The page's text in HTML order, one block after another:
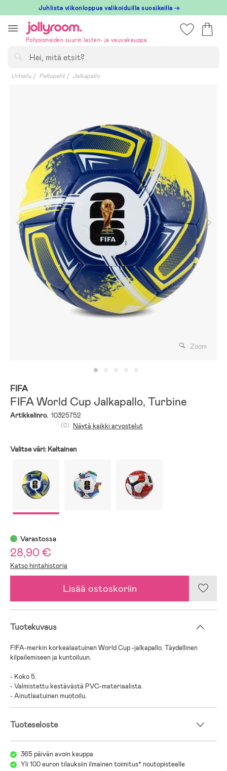
till
innehållet
Juhlista viikonloppua valikoiduilla suosikeilla →
Pohjoismaiden suurin lasten- ja vauvakauppa
Urheilu Pallopelit Jalkapallo
Zoom
FIFA
FIFA World Cup Jalkapallo, Turbine
Artikkelinro. 10325752
(0) Näytä kaikki arvostelut
Valitse väri: Keltainen
Varastossa
28,90 €
Katso hintahistoria
Lisää ostoskoriin
Tuotekuvaus
FIFA-merkin korkealaatuinen World Cup -jalkapallo. Täydellinen
kilpailemiseen ja kuntoiluun.
- Koko 5.
- Valmistettu kestävästä PVC-materiaalista.
- Ainutlaatuinen muotoilu.
Tuoteseloste
365 päivän avoin kauppa
Yli 100 euron tilauksiin ilmainen toimitus* noutopisteelle